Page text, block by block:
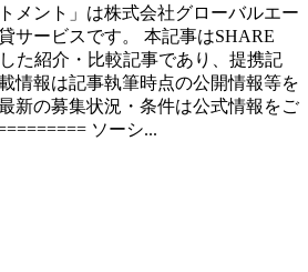
メント」は株式会社グローバルエー
サービスです。 本記事はSHARE
た紹介・比較記事であり、提携記
情報は記事執筆時点の公開情報等を
新の募集状況・条件は公式情報をご
ソーシ...